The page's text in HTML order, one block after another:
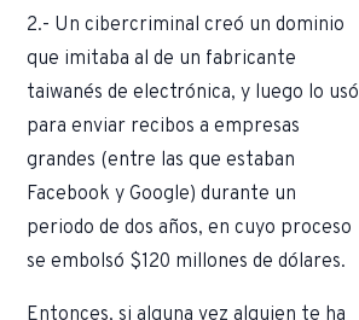
2.- Un cibercriminal creó un dominio
que imitaba al de un fabricante
taiwanés de electrónica, y luego lo usó
para enviar recibos a empresas
grandes (entre las que estaban
Facebook y Google) durante un
periodo de dos años, en cuyo proceso
se embolsó $120 millones de dólares.